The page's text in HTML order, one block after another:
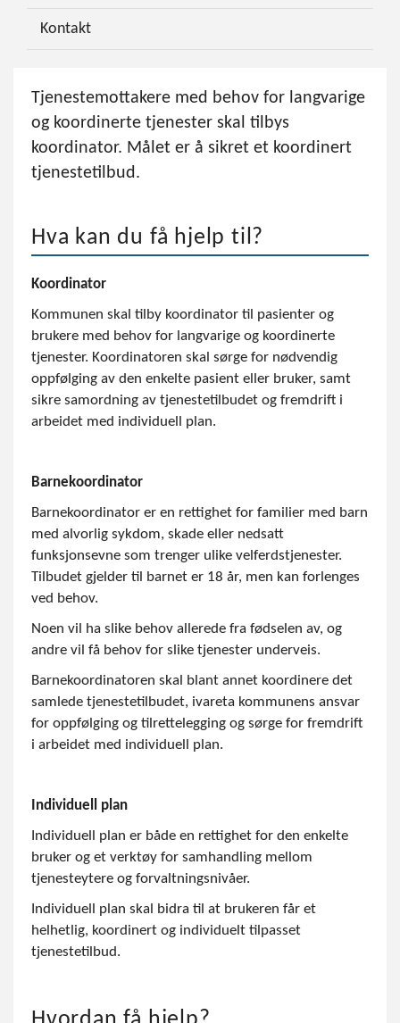
Kontakt
Tjenestemottakere med behov for langvarige
og koordinerte tjenester skal tilbys
koordinator. Målet er å sikret et koordinert
tjenestetilbud.
Hva kan du få hjelp til?
Koordinator
Kommunen skal tilby koordinator til pasienter og
brukere med behov for langvarige og koordinerte
tjenester. Koordinatoren skal sørge for nødvendig
oppfølging av den enkelte pasient eller bruker, samt
sikre samordning av tjenestetilbudet og fremdrift i
arbeidet med individuell plan.
Barnekoordinator
Barnekoordinator er en rettighet for familier med barn
med alvorlig sykdom, skade eller nedsatt
funksjonsevne som trenger ulike velferdstjenester.
Tilbudet gjelder til barnet er 18 år, men kan forlenges
ved behov.
Noen vil ha slike behov allerede fra fødselen av, og
andre vil få behov for slike tjenester underveis.
Barnekoordinatoren skal blant annet koordinere det
samlede tjenestetilbudet, ivareta kommunens ansvar
for oppfølging og tilrettelegging og sørge for fremdrift
i arbeidet med individuell plan.
Individuell plan
Individuell plan er både en rettighet for den enkelte
bruker og et verktøy for samhandling mellom
tjenesteytere og forvaltningsnivåer.
Individuell plan skal bidra til at brukeren får et
helhetlig, koordinert og individuelt tilpasset
tjenestetilbud.